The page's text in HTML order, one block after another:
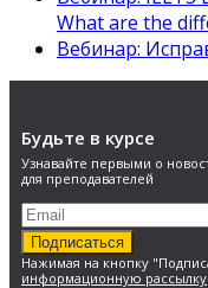
What are the
Вебинар:
Будьте в курсе
Узнавайте первыми о
для преподавателей
Подписаться
Нажимая на кнопку
информационную рассылку